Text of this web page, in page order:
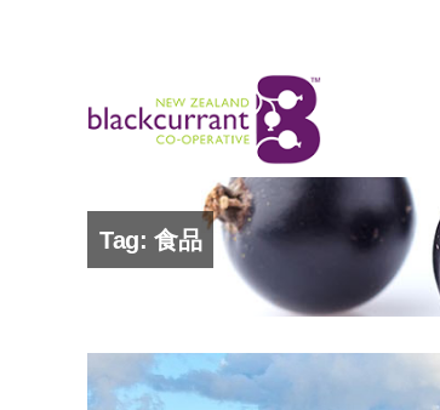
Tag: 食品